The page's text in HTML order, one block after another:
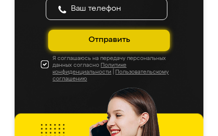
Отправить
Я соглашаюсь на передачу персональных
данных согласно Политике
конфиденциальности
Пользовательскому
соглашению